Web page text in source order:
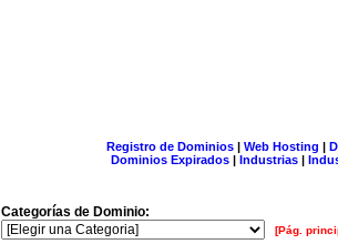
Registro de Dominios| Web Hosting |
Dominios Expirados | Industrias |
Categorías de Dominio:
[Pág.